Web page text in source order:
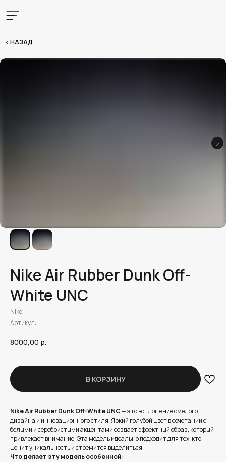
< НАЗАД
Nike Air Rubber Dunk Off-
White UNC
Nike
Артикул:
8000,00 р.
В КОРЗИНУ
Nike Air Rubber Dunk Off-White UNC— это воплощение смелого
дизайна и инновационного стиля. Яркий голубой цвет в сочетании с
белыми и серебристыми акцентами создает эффектный образ, который
привлекает внимание. Эта модель идеально подходит для тех, кто
ценит уникальность и стремится выделиться.
Что делает эту модель особенной: